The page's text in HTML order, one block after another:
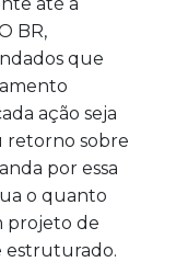
BR,
que
ação seja
retorno sobre
por essa
o quanto
projeto de
estruturado.